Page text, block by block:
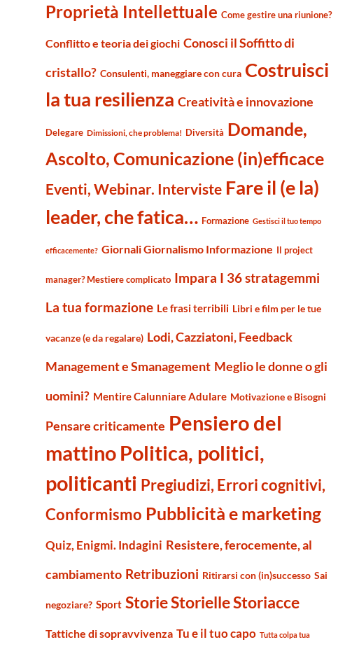
Proprietà Intellettuale Come gestire una riunione?
Conflitto e teoria dei giochi Conosci il Soffitto di
cristallo? Consulenti, maneggiare con cura Costruisci
la tua resilienza Creatività e innovazione
Delegare Dimissioni, che problema! Diversità Domande,
Ascolto, Comunicazione (in)efficace
Eventi, Webinar. Interviste Fare il (e la)
leader, che fatica… Formazione Gestisci il tuo tempo
efficacemente? Giornali Giornalismo Informazione Il project
manager? Mestiere complicato Impara I 36 stratagemmi
La tua formazione Le frasi terribili Libri e film per le tue
vacanze (e da regalare) Lodi, Cazziatoni, Feedback
Management e Smanagement Meglio le donne o gli
uomini? Mentire Calunniare Adulare Motivazione e Bisogni
Pensare criticamente Pensiero del
mattino Politica, politici,
politicanti Pregiudizi, Errori cognitivi,
Conformismo Pubblicità e marketing
Quiz, Enigmi. Indagini Resistere, ferocemente, al
cambiamento Retribuzioni Ritirarsi con (in)successo Sai
negoziare? Sport Storie Storielle Storiacce
Tattiche di sopravvivenza Tu e il tuo capo Tutta colpa tua